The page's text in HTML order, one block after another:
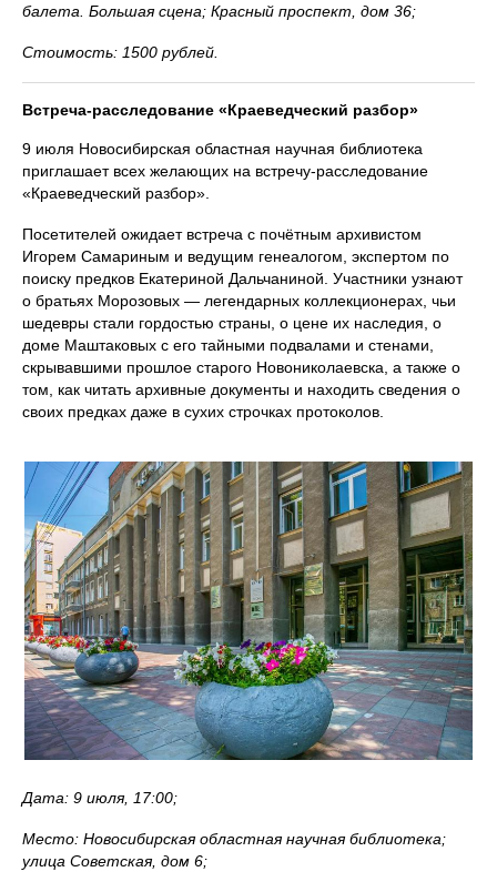
балета. Большая сцена; Красный проспект, дом 36;
Стоимость: 1500 рублей.
Встреча-расследование «Краеведческий разбор»
9 июля Новосибирская областная научная библиотека
приглашает всех желающих на встречу-расследование
«Краеведческий разбор».
Посетителей ожидает встреча с почётным архивистом
Игорем Самариным и ведущим генеалогом, экспертом по
поиску предков Екатериной Дальчаниной. Участники узнают
о братьях Морозовых — легендарных коллекционерах, чьи
шедевры стали гордостью страны, о цене их наследия, о
доме Маштаковых с его тайными подвалами и стенами,
скрывавшими прошлое старого Новониколаевска, а также о
том, как читать архивные документы и находить сведения о
своих предках даже в сухих строчках протоколов.
Дата: 9 июля, 17:00;
Место: Новосибирская областная научная библиотека;
улица Советская, дом 6;